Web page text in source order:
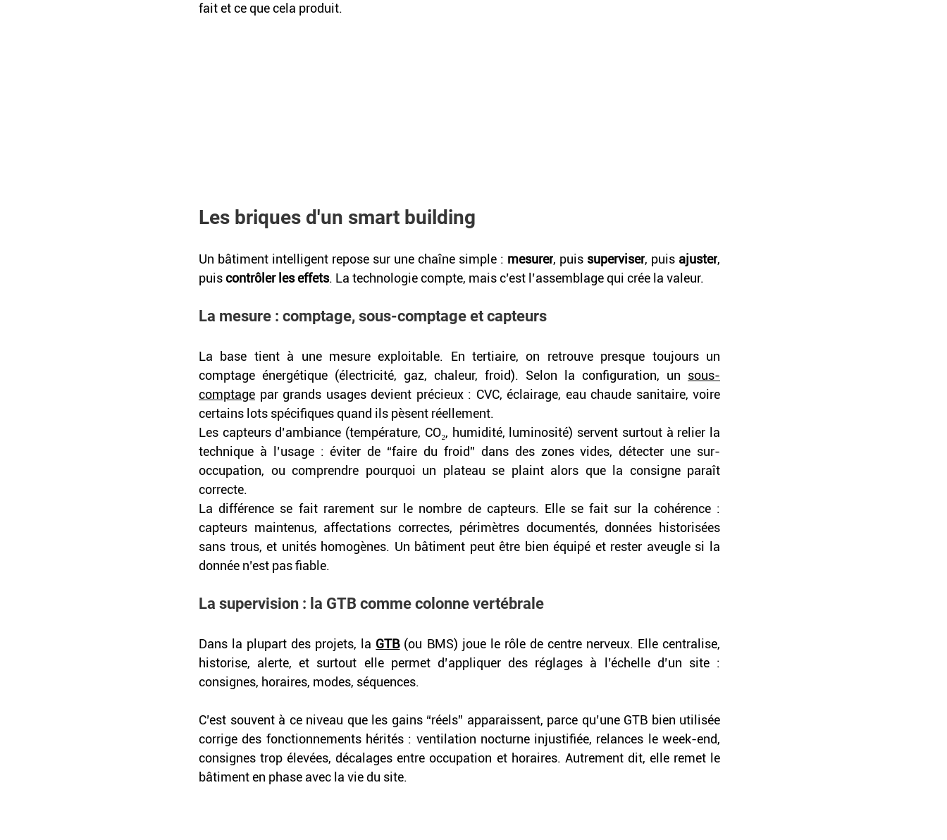
fait et ce que cela produit.
Les briques d'un smart building
Un bâtiment intelligent repose sur une chaîne simple : mesurer, puis superviser, puis ajuster,
puis contrôler les effets. La technologie compte, mais c’est l’assemblage qui crée la valeur.
La mesure : comptage, sous-comptage et capteurs
La base tient à une mesure exploitable. En tertiaire, on retrouve presque toujours un
comptage énergétique (électricité, gaz, chaleur, froid). Selon la configuration, un sous-
comptage par grands usages devient précieux : CVC, éclairage, eau chaude sanitaire, voire
certains lots spécifiques quand ils pèsent réellement.
Les capteurs d’ambiance (température, CO₂, humidité, luminosité) servent surtout à relier la
technique à l’usage : éviter de “faire du froid” dans des zones vides, détecter une sur-
occupation, ou comprendre pourquoi un plateau se plaint alors que la consigne paraît
correcte.
La différence se fait rarement sur le nombre de capteurs. Elle se fait sur la cohérence :
capteurs maintenus, affectations correctes, périmètres documentés, données historisées
sans trous, et unités homogènes. Un bâtiment peut être bien équipé et rester aveugle si la
donnée n’est pas fiable.
La supervision : la GTB comme colonne vertébrale
Dans la plupart des projets, la GTB (ou BMS) joue le rôle de centre nerveux. Elle centralise,
historise, alerte, et surtout elle permet d’appliquer des réglages à l’échelle d’un site :
consignes, horaires, modes, séquences.
C’est souvent à ce niveau que les gains “réels” apparaissent, parce qu’une GTB bien utilisée
corrige des fonctionnements hérités : ventilation nocturne injustifiée, relances le week-end,
consignes trop élevées, décalages entre occupation et horaires. Autrement dit, elle remet le
bâtiment en phase avec la vie du site.